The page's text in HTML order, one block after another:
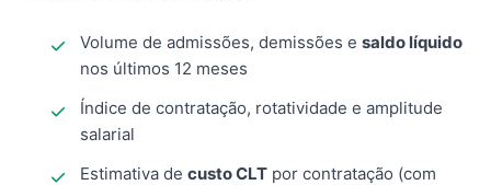
Volume de admissões, demissões e saldo líquido
nos últimos 12 meses
Índice de contratação, rotatividade e amplitude
salarial
Estimativa de custo CLT por contratação (com